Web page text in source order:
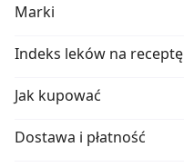
Marki
Indeks leków na receptę
Jak kupować
Dostawa i płatność